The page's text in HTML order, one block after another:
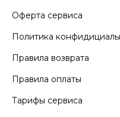
Оферта сервиса
Политика
Правила возврата
Правила оплаты
Тарифы сервиса